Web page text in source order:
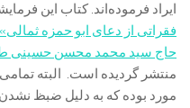
ایراد فرموده‌اند. کتاب این
فقراتی از دعای ابو حمزه
حاج سید محمد محسن حسینی
مورد بوده که به دلیل ضبظ